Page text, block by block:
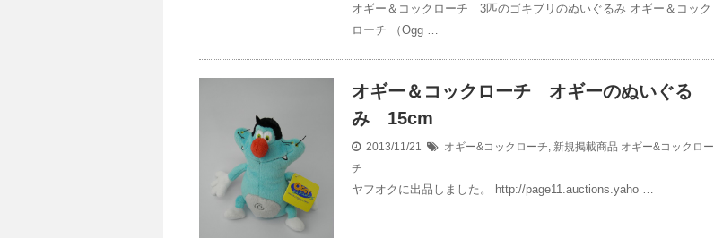
オギー＆コックローチ 3匹のゴキブリのぬいぐるみ オギー＆コック
ローチ （Ogg …
オギー＆コックローチ オギーのぬいぐる
み 15cm
2013/11/21 オギー&コックローチ, 新規掲載商品 オギー&コックロー
チ
ヤフオクに出品しました。 http://page11.auctions.yaho …